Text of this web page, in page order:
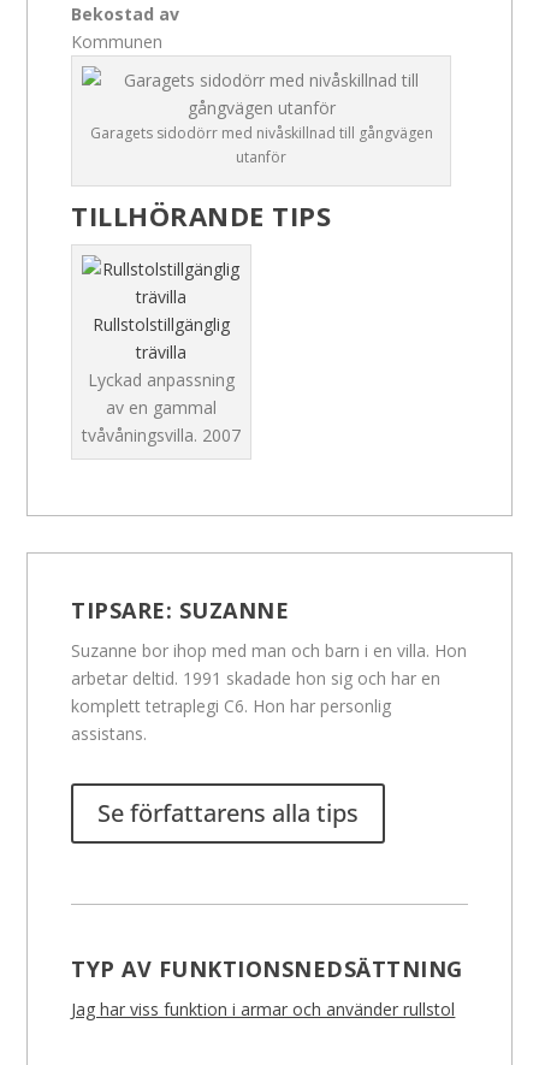
Bekostad av
Kommunen
Garagets sidodörr med nivåskillnad till gångvägen
utanför
TILLHÖRANDE TIPS
Rullstolstillgänglig
trävilla
Lyckad anpassning
av en gammal
tvåvåningsvilla. 2007
TIPSARE: SUZANNE
Suzanne bor ihop med man och barn i en villa. Hon
arbetar deltid. 1991 skadade hon sig och har en
komplett tetraplegi C6. Hon har personlig
assistans.
Se författarens alla tips
TYP AV FUNKTIONSNEDSÄTTNING
Jag har viss funktion i armar och använder rullstol